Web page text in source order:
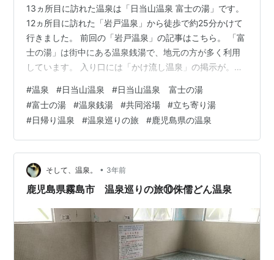
13ヵ所目に訪れた温泉は「日当山温泉 富士の湯」です。
12ヵ所目に訪れた「岩戸温泉」から徒歩で約25分かけて
行きました。 前回の「岩戸温泉」の記事はこちら。 「富
士の湯」は街中にある温泉銭湯で、地元の方が多く利用
しています。 入り口には「かけ流し温泉」の掲示が。温
る靴箱に靴を入れ、左側にある受付で入浴料を支払いま
す。 入浴料： 大人（中学生以上）350円 小人（小学生以
下）150円 営業時間：14時～22時半 定休日：不定休 受
付から男女別の入り口の前は広々とした休憩所があり、
入浴後もゆっくりと出来ます。 脱衣所は少々、レトロな
雰囲気がありま…
#温泉 #日当山温泉 #日当山温泉 富士の湯
#富士の湯 #温泉銭湯 #共同浴場 #立ち寄り湯
#日帰り温泉 #温泉巡りの旅 #鹿児島県の温泉
そして、温泉。 • 3年前
鹿児島県霧島市 温泉巡りの旅⑩侏儒どん温泉